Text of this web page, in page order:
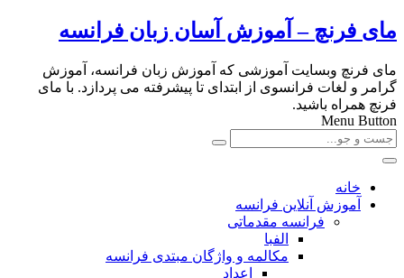
مای فرنچ – آموزش آسان زبان فرانسه
مای فرنچ وبسایت آموزشی که آموزش زبان فرانسه، آموزش
گرامر و لغات فرانسوی از ابتدای تا پیشرفته می پردازد. با مای
فرنچ همراه باشید.
Menu Button
خانه
آموزش آنلاین فرانسه
فرانسه مقدماتی
الفبا
مکالمه و واژگان مبتدی فرانسه
اعداد